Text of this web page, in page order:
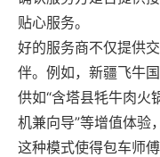
贴心服务。
好的服务商不仅提供
伴。例如，‌新疆飞牛
供如“含塔县牦牛肉火
机兼向导”等增值体验
这种模式使得包车师